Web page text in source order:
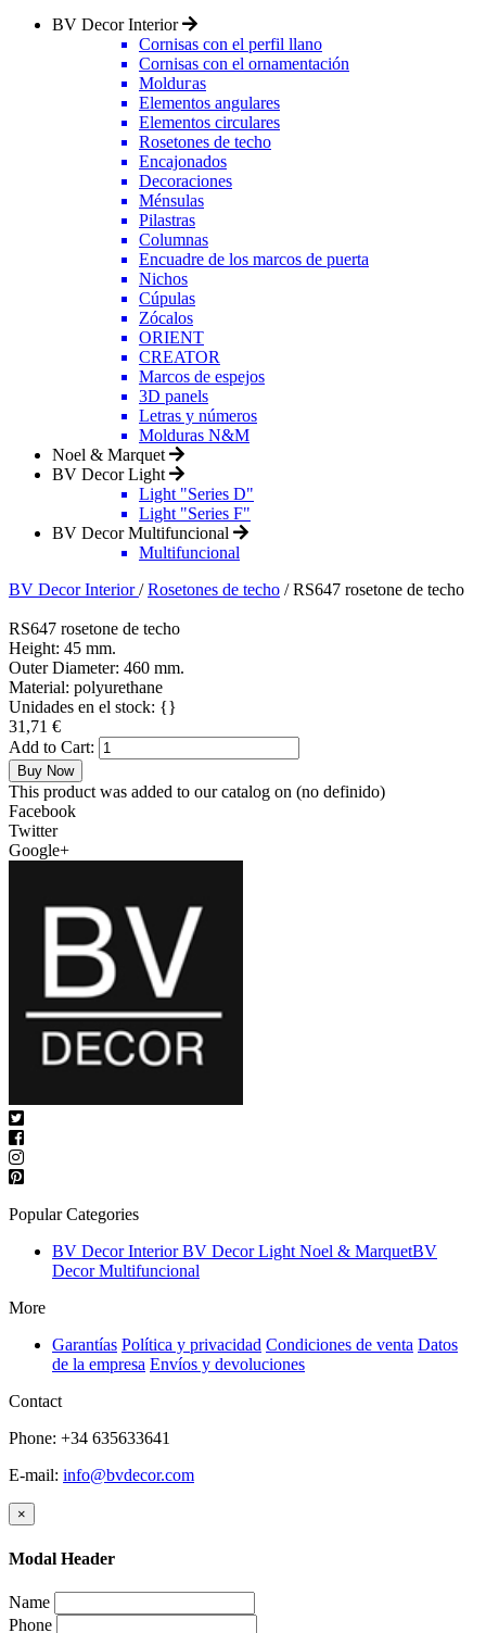
BV Decor Interior
Cornisas con el perfil llano
Cornisas con el ornamentación
Molduгas
Elementos angulares
Elementos circulares
Rosetones de techo
Encajonados
Decoraciones
Ménsulas
Pilastras
Columnas
Encuadre de los marcos de puerta
Nichos
Cúpulas
Zócalos
ORIENT
CREATOR
Marcos de espejos
3D panels
Letras y números
Molduras N&M
Noel & Marquet
BV Decor Light
Light "Series D"
Light "Series F"
BV Decor Multifuncional
Multifuncional
BV Decor Interior/Rosetones de techo /RS647 rosetone de techo
RS647 rosetone de techo
Height: 45 mm.
Outer Diameter: 460 mm.
Material: polyurethane
Unidades en el stock: {}
31,71 €
Add to Cart:
Buy Now
This product was added to our catalog on (no definido)
Facebook
Twitter
Google+
Popular Categories
BV Decor InteriorBV Decor Light Noel & MarquetBV
Decor Multifuncional
More
Garantías Política y privacidad Condiciones de venta Datos
de la empresa Envíos y devoluciones
Contact
Phone: +34 635633641
E-mail: info@bvdecor.com
×
Modal Header
Name
Phone